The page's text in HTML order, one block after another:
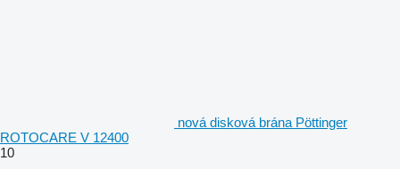
nová disková brána Pöttinger
ROTOCARE V 12400
10